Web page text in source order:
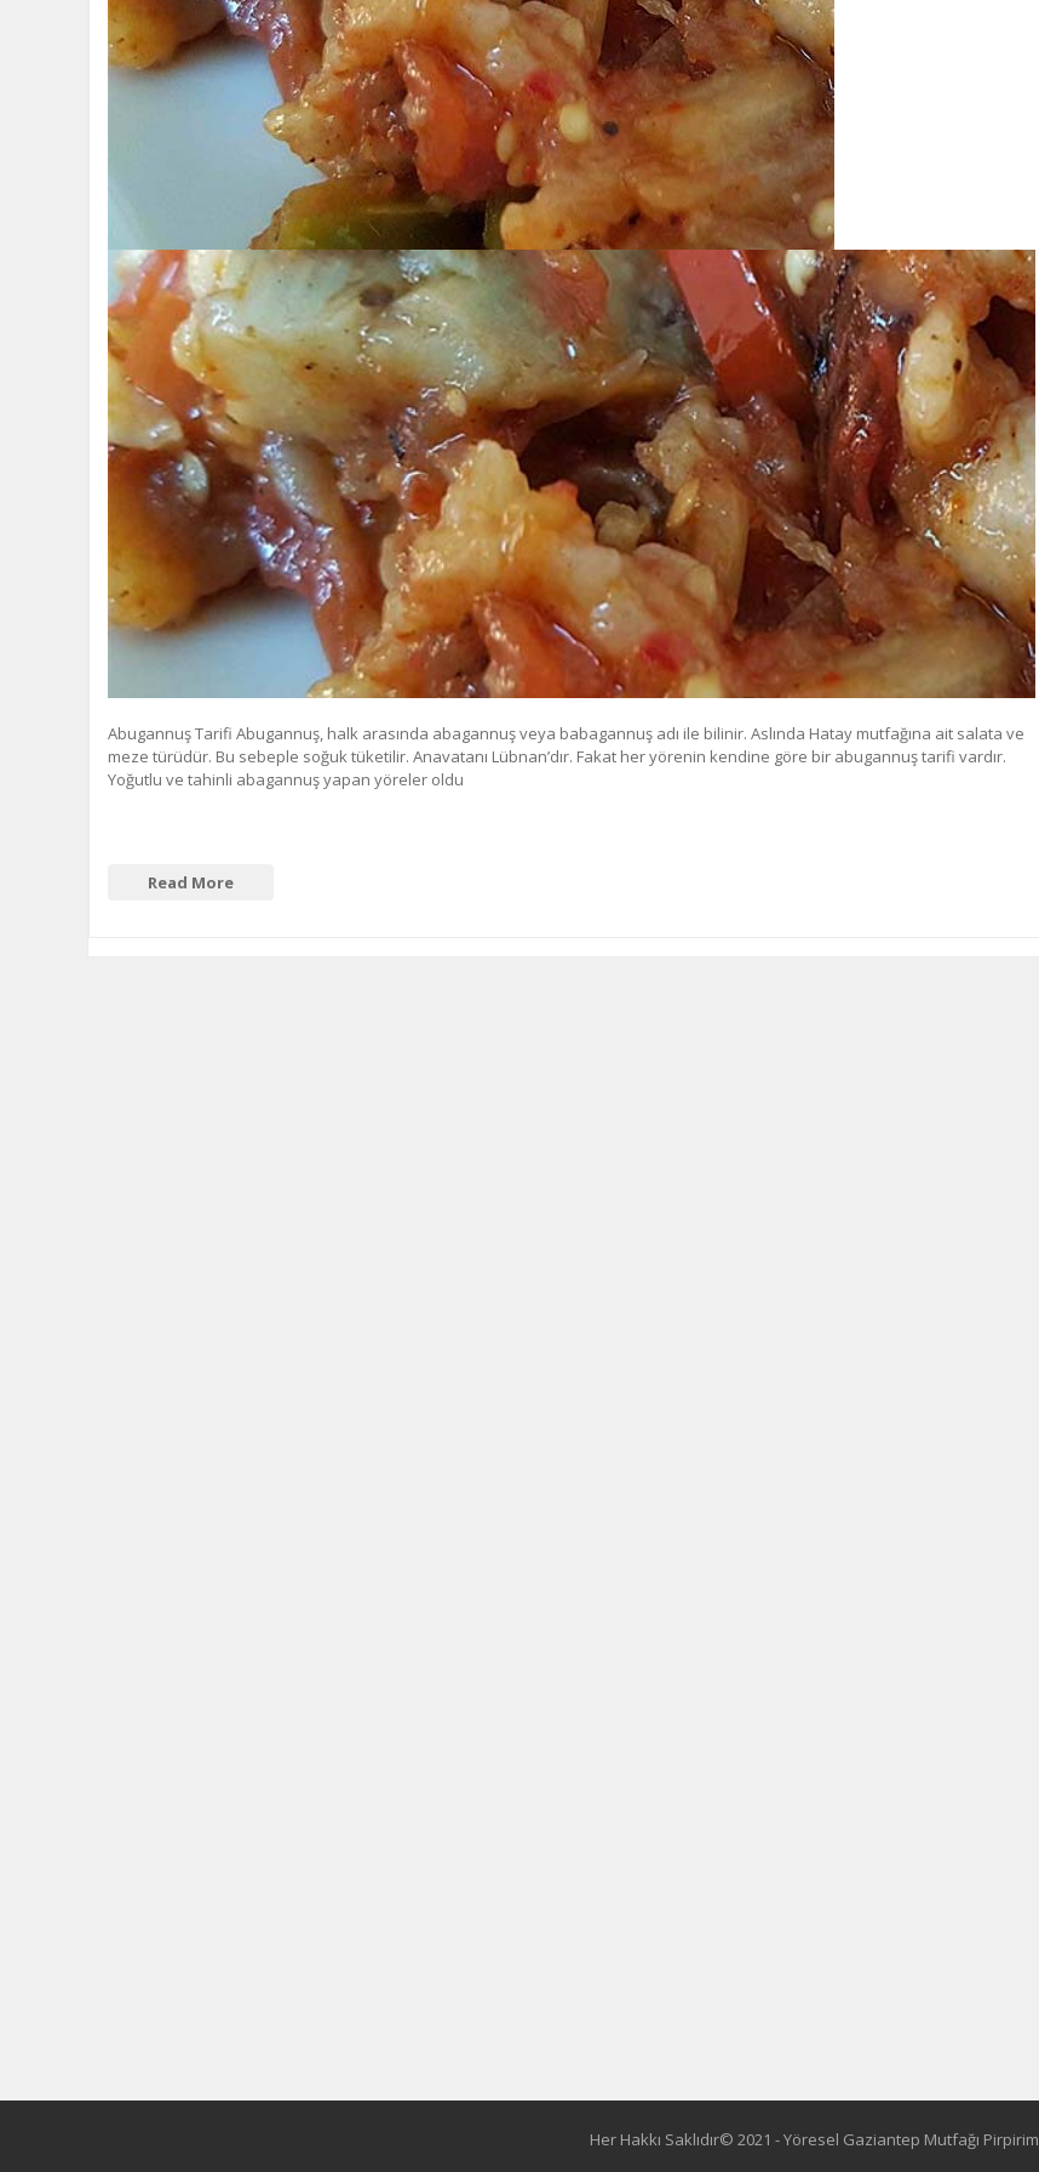
Abugannuş Tarifi Abugannuş, halk arasında abagannuş veya babagannuş adı ile bilinir. Aslında Hatay mutfağına ait salata ve
meze türüdür. Bu sebeple soğuk tüketilir. Anavatanı Lübnan’dır. Fakat her yörenin kendine göre bir abugannuş tarifi vardır.
Yoğutlu ve tahinli abagannuş yapan yöreler oldu
Read More
Her Hakkı Saklıdır© 2021 - Yöresel Gaziantep Mutfağı Pirpirim